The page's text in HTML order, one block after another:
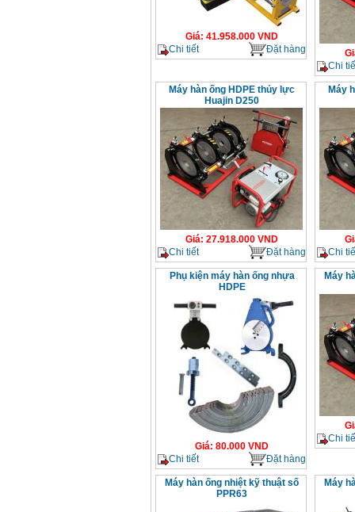
Giá: 41.958.000 VND
Chi tiết
Đặt hàng
Chi
Máy hàn ống HDPE thủy lực
Huajin D250
Giá: 27.918.000 VND
Chi tiết
Đặt hàng
Máy
Chi
Phụ kiện máy hàn ống nhựa
HDPE
Giá: 80.000 VND
Chi tiết
Đặt hàng
Máy
Chi
Máy hàn ống nhiệt kỹ thuật số
PPR63
Máy